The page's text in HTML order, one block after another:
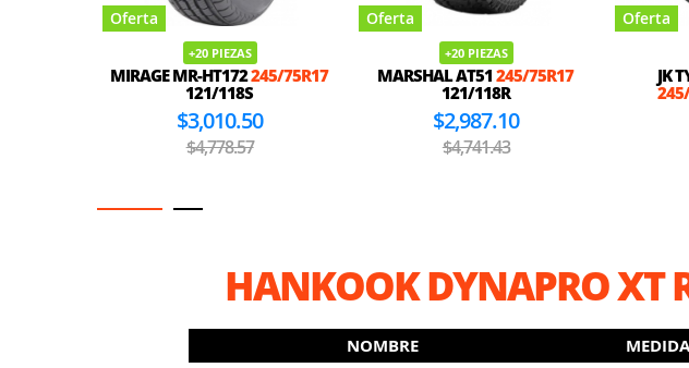
Oferta
+20 PIEZAS
MIRAGE MR-HT172245/75R17
121/118S
$3,010.50
$4,778.57
Oferta
+20 PIEZAS
MARSHAL AT51245/75R17
121/118R
$2,987.10
$4,741.43
Oferta
JK
HANKOOK DYNAPRO XT
NOMBRE MEDIDA